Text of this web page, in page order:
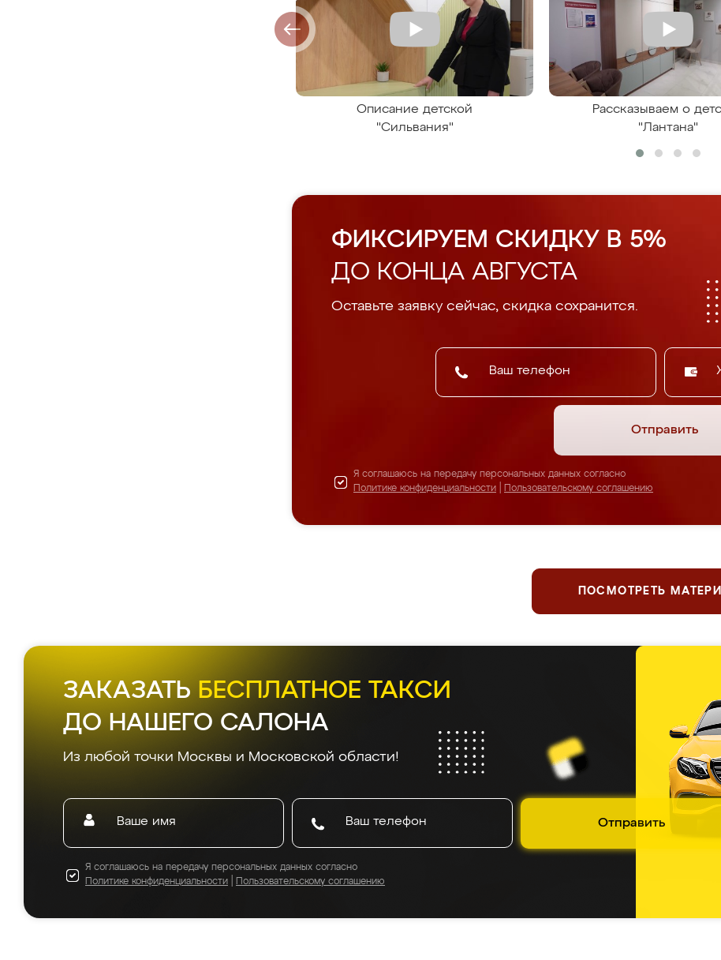
Описание детской
"Сильвания"
Рассказываем о
"Лантана"
ФИКСИРУЕМ СКИДКУ В 5%
ДО КОНЦА АВГУСТА
Оставьте заявку сейчас, скидка сохранится.
Отправить
Я соглашаюсь на передачу персональных данных согласно
Политике конфиденциальности
Пользовательскому соглашению
ПОСМОТРЕТЬ
ЗАКАЗАТЬ БЕСПЛАТНОЕ ТАКСИ
ДО НАШЕГО САЛОНА
Из любой точки Москвы и Московской области!
Отправить
Я соглашаюсь на передачу персональных данных согласно
Политике конфиденциальности
Пользовательскому соглашению